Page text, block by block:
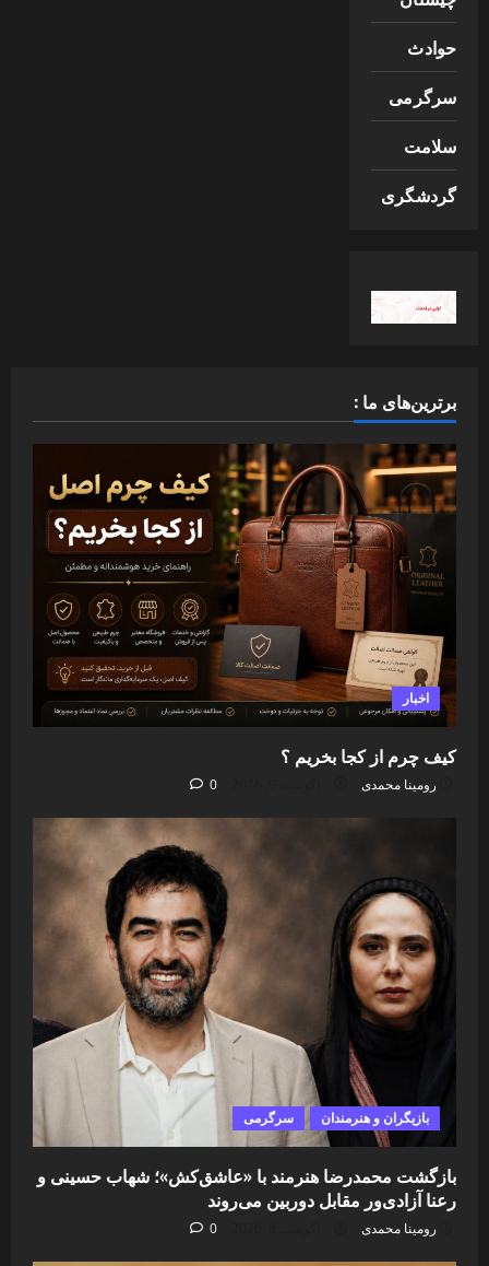
حوادث
سرگرمی
سلامت
گردشگری
برترین‌های ما :
اخبار
کیف چرم از کجا بخریم ؟
رومینا محمدی 0
بازیگران و هنرمندان سرگرمی
بازگشت محمدرضا هنرمند با «عاشق‌کش»؛ شهاب حسینی و
رعنا آزادی‌ور مقابل دوربین می‌روند
رومینا محمدی 0